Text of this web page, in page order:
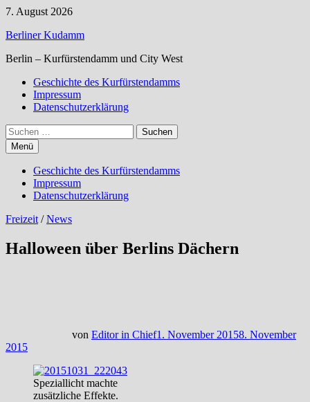
Zum
springen
7. August 2026
Berliner Kudamm
Berlin – Kurfürstendamm und City West
Geschichte des Kurfürstendamms
Impressum
Datenschutzerklärung
Suchen
nach:
Menü
Geschichte des Kurfürstendamms
Impressum
Datenschutzerklärung
Freizeit /News
Halloween über Berlins Dächern
von Editor in Chief1. November 20158. November
2015
Speziallicht machte
zusätzliche Effekte.